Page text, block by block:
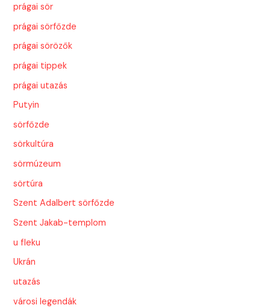
prágai sör
prágai sörfőzde
prágai sörözők
prágai tippek
prágai utazás
Putyin
sörfőzde
sörkultúra
sörmúzeum
sörtúra
Szent Adalbert sörfőzde
Szent Jakab-templom
u fleku
Ukrán
utazás
városi legendák